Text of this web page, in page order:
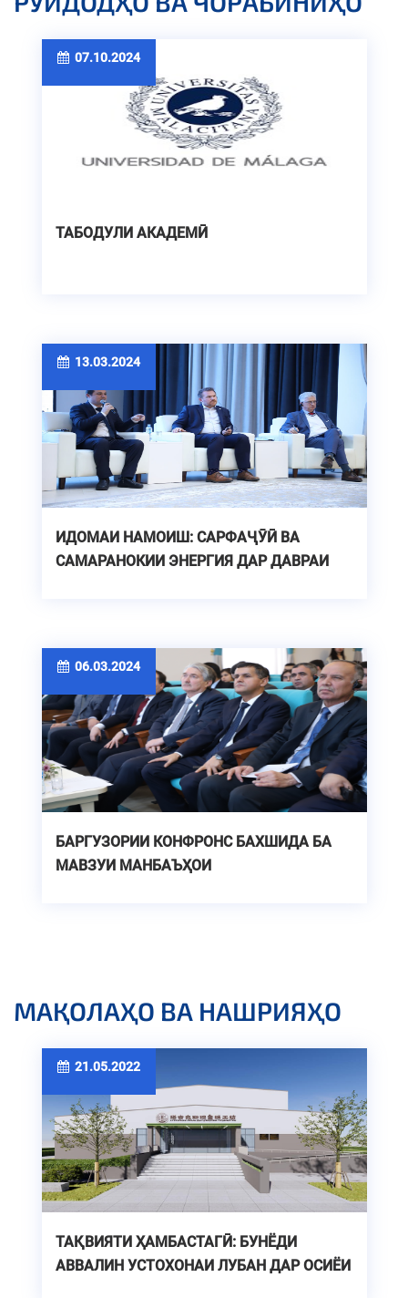
07.10.2024
ТАБОДУЛИ АКАДЕМӢ
13.03.2024
ИДОМАИ НАМОИШ: САРФАҶӮӢ ВА
САМАРАНОКИИ ЭНЕРГИЯ ДАР ДАВРАИ
06.03.2024
БАРГУЗОРИИ КОНФРОНС БАХШИДА БА
МАВЗУИ МАНБАЪҲОИ
МАҚОЛАҲО ВА НАШРИЯҲО
21.05.2022
ТАҚВИЯТИ ҲАМБАСТАГӢ: БУНЁДИ
АВВАЛИН УСТОХОНАИ ЛУБАН ДАР ОСИЁИ